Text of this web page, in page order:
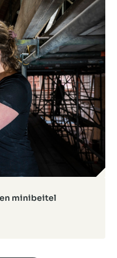
minibeitel